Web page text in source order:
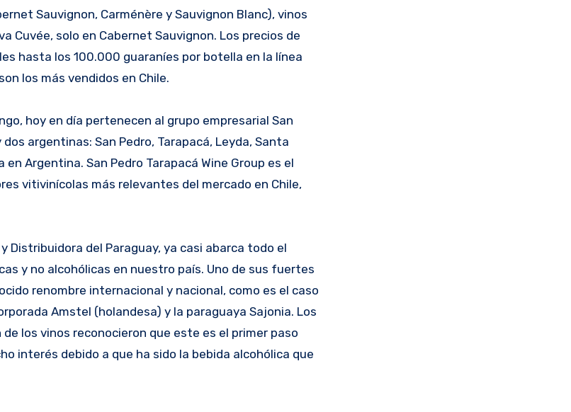
Sauvignon, Carménère y Sauvignon Blanc), vinos
Cuvée, solo en Cabernet Sauvignon. Los precios de
hasta los 100.000 guaraníes por botella en la línea
los más vendidos en Chile.
hoy en día pertenecen al grupo empresarial San
argentinas: San Pedro, Tarapacá, Leyda, Santa
Argentina. San Pedro Tarapacá Wine Group es el
vitivinícolas más relevantes del mercado en Chile,
Distribuidora del Paraguay, ya casi abarca todo el
y no alcohólicas en nuestro país. Uno de sus fuertes
renombre internacional y nacional, como es el caso
Amstel (holandesa) y la paraguaya Sajonia. Los
los vinos reconocieron que este es el primer paso
interés debido a que ha sido la bebida alcohólica que